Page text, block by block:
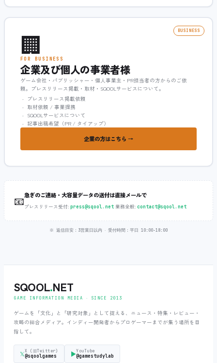
BUSINESS
🏢
FOR BUSINESS
企業及び個人の事業者様
ゲーム会社・パブリッシャー・個人事業主・PR担当者の方からのご依
頼。プレスリリース掲載・取材・SQOOLサービスについて。
プレスリリース掲載依頼
取材依頼 / 事業提携
SQOOLサービスについて
記事出稿希望（PR / タイアップ）
企業の方はこちら →
📧急ぎのご連絡・大容量データの送付は直接メールで
プレスリリース受付: press@sqool.net 業務全般: contact@sqool.net
※ 返信目安：3営業日以内 ‧ 受付時間：平日 10:00-18:00
SQOOL.NET
GAME INFORMATION MEDIA ‧ SINCE 2013
ゲームを「文化」と「研究対象」として捉える、ニュース・特集・レビュー・
攻略の総合メディア。インディー開発者からプロゲーマーまでが集う場所を目
指して。
𝕏X (旧Twitter)
@sqoolgames ▶YouTube
@gamestudylab